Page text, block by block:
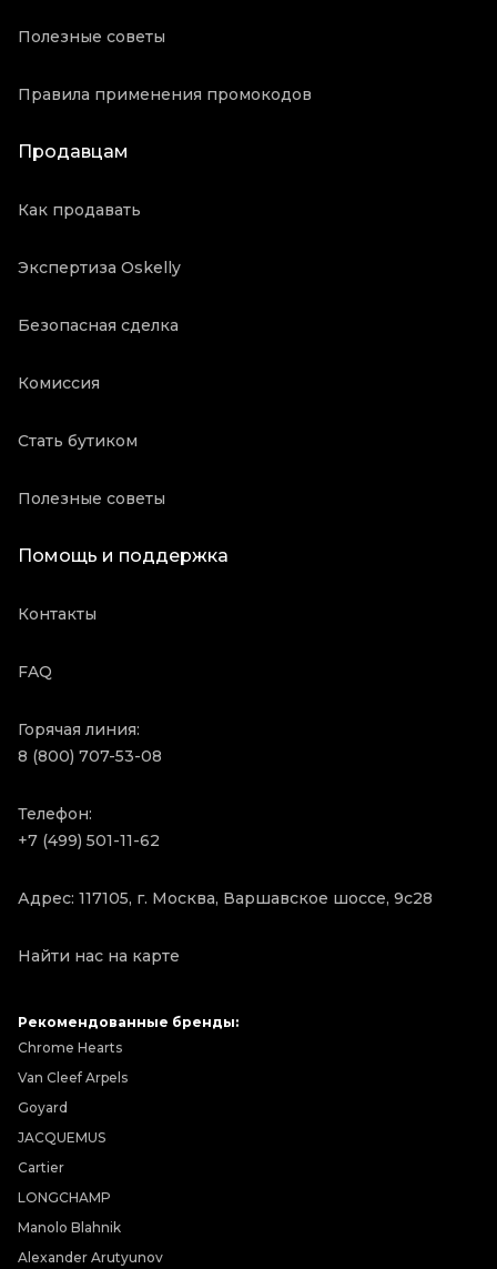
Полезные советы
Правила применения промокодов
Продавцам
Как продавать
Экспертиза Oskelly
Безопасная сделка
Комиссия
Стать бутиком
Полезные советы
Помощь и поддержка
Контакты
FAQ
Горячая линия:
8 (800) 707-53-08
Телефон:
+7 (499) 501-11-62
Адрес: 117105, г. Москва, Варшавское шоссе, 9с28
Найти нас на карте
Рекомендованные бренды:
Chrome Hearts
Van Cleef Arpels
Goyard
JACQUEMUS
Cartier
LONGCHAMP
Manolo Blahnik
Alexander Arutyunov